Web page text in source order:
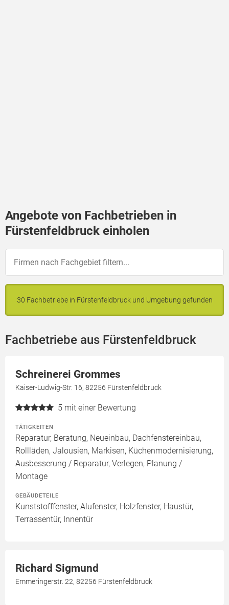
Angebote von Fachbetrieben in
Fürstenfeldbruck einholen
30 Fachbetriebe in Fürstenfeldbruck und Umgebung gefunden
Fachbetriebe aus Fürstenfeldbruck
Schreinerei Grommes
Kaiser-Ludwig-Str. 16, 82256 Fürstenfeldbruck
5 mit einer Bewertung
TÄTIGKEITEN
Reparatur, Beratung, Neueinbau, Dachfenstereinbau,
Rollläden, Jalousien, Markisen, Küchenmodernisierung,
Ausbesserung / Reparatur, Verlegen, Planung /
Montage
GEBÄUDETEILE
Kunststofffenster, Alufenster, Holzfenster, Haustür,
Terrassentür, Innentür
Richard Sigmund
Emmeringerstr. 22, 82256 Fürstenfeldbruck